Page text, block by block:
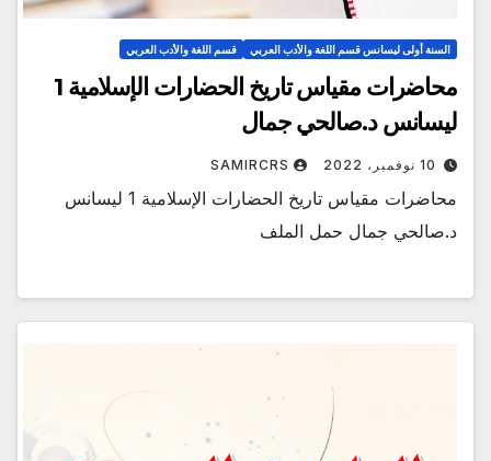
السنة أولى ليسانس قسم اللغة والأدب العربي قسم اللغة والأدب العربي
محاضرات مقياس تاريخ الحضارات الإسلامية 1
ليسانس د.صالحي جمال
10 نوفمبر، 2022 SAMIRCRS
محاضرات مقياس تاريخ الحضارات الإسلامية 1 ليسانس
د.صالحي جمال حمل الملف